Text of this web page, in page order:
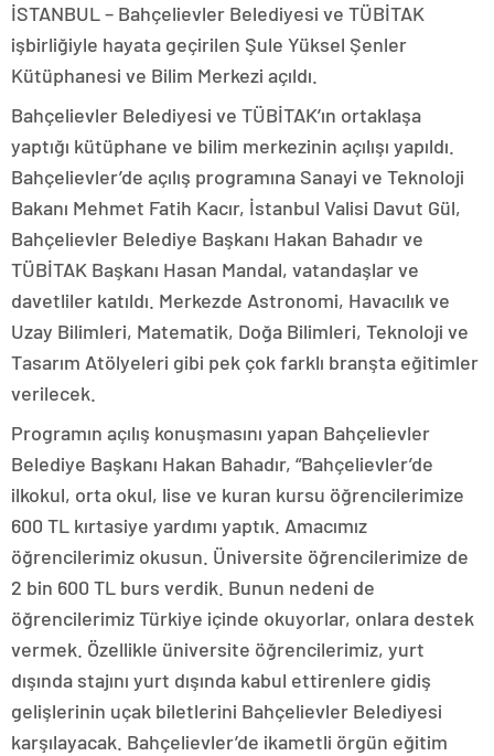
İSTANBUL – Bahçelievler Belediyesi ve TÜBİTAK
işbirliğiyle hayata geçirilen Şule Yüksel Şenler
Kütüphanesi ve Bilim Merkezi açıldı.
Bahçelievler Belediyesi ve TÜBİTAK’ın ortaklaşa
yaptığı kütüphane ve bilim merkezinin açılışı yapıldı.
Bahçelievler’de açılış programına Sanayi ve Teknoloji
Bakanı Mehmet Fatih Kacır, İstanbul Valisi Davut Gül,
Bahçelievler Belediye Başkanı Hakan Bahadır ve
TÜBİTAK Başkanı Hasan Mandal, vatandaşlar ve
davetliler katıldı. Merkezde Astronomi, Havacılık ve
Uzay Bilimleri, Matematik, Doğa Bilimleri, Teknoloji ve
Tasarım Atölyeleri gibi pek çok farklı branşta eğitimler
verilecek.
Programın açılış konuşmasını yapan Bahçelievler
Belediye Başkanı Hakan Bahadır, “Bahçelievler’de
ilkokul, orta okul, lise ve kuran kursu öğrencilerimize
600 TL kırtasiye yardımı yaptık. Amacımız
öğrencilerimiz okusun. Üniversite öğrencilerimize de
2 bin 600 TL burs verdik. Bunun nedeni de
öğrencilerimiz Türkiye içinde okuyorlar, onlara destek
vermek. Özellikle üniversite öğrencilerimiz, yurt
dışında stajını yurt dışında kabul ettirenlere gidiş
gelişlerinin uçak biletlerini Bahçelievler Belediyesi
karşılayacak. Bahçelievler’de ikametli örgün eğitim